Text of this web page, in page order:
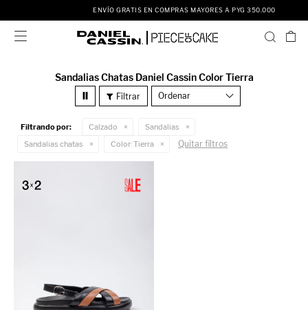
ENVÍO GRATIS EN COMPRAS MAYORES A PYG 350.000

Sandalias Chatas Daniel Cassin Color Tierra
Recomendados
Filtrando por: Calzado
Sandalias
Sandalias chatas
Color:Tierra Quitar filtros